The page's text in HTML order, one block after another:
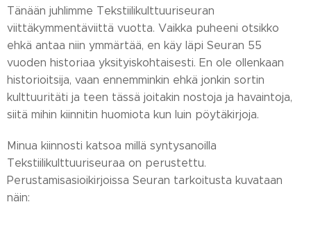
Tänään juhlimme Tekstiilikulttuuriseuran
viittäkymmentäviittä vuotta. Vaikka puheeni otsikko
ehkä antaa niin ymmärtää, en käy läpi Seuran 55
vuoden historiaa yksityiskohtaisesti. En ole ollenkaan
historioitsija, vaan ennemminkin ehkä jonkin sortin
kulttuuritäti ja teen tässä joitakin nostoja ja havaintoja,
siitä mihin kiinnitin huomiota kun luin pöytäkirjoja.
Minua kiinnosti katsoa millä syntysanoilla
Tekstiilikulttuuriseuraa on perustettu.
Perustamisasioikirjoissa Seuran tarkoitusta kuvataan
näin: